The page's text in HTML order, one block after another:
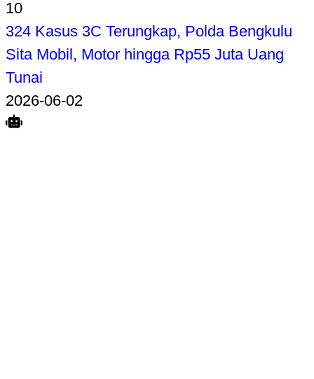
10
324 Kasus 3C Terungkap, Polda Bengkulu
Sita Mobil, Motor hingga Rp55 Juta Uang
Tunai
2026-06-02